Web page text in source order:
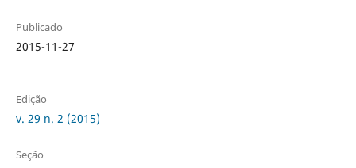
Publicado
2015-11-27
Edição
v. 29 n. 2 (2015)
Seção